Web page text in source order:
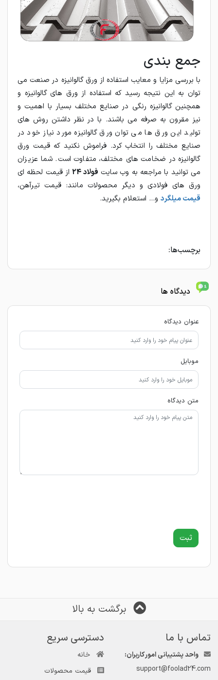
جمع بندی
با بررسی مزایا و معایب استفاده از ورق گالوانیزه در صنعت می
توان به این نتیجه رسید که استفاده از ورق های گالوانیزه و
همچنین گالوانیزه رنگی در صنایع مختلف بسیار با اهمیت و
نیز مقرون به صرفه می باشند. با در نظر داشتن روش های
تولید این ورق ها می توان ورق گالوانیزه مورد نیاز خود در
صنایع مختلف را انتخاب کرد. فراموش نکنید که قیمت ورق
گالوانیزه در ضخامت های مختلف، متفاوت است. شما عزیزان
می توانید با مراجعه به وب سایت فولاد 24
از قیمت لحظه ای
ورق های فولادی و دیگر محصولات مانند: قیمت تیرآهن،
قیمت میلگرد و... استعلام بگیرید.
برچسب‌ها:
دیدگاه ها
عنوان دیدگاه
موبایل
متن دیدگاه
برگشت به بالا
تماس با ما
واحد پشتیبانی امور کاربران:
support@foolad24.com
دسترسی سریع
خانه
قیمت محصولات